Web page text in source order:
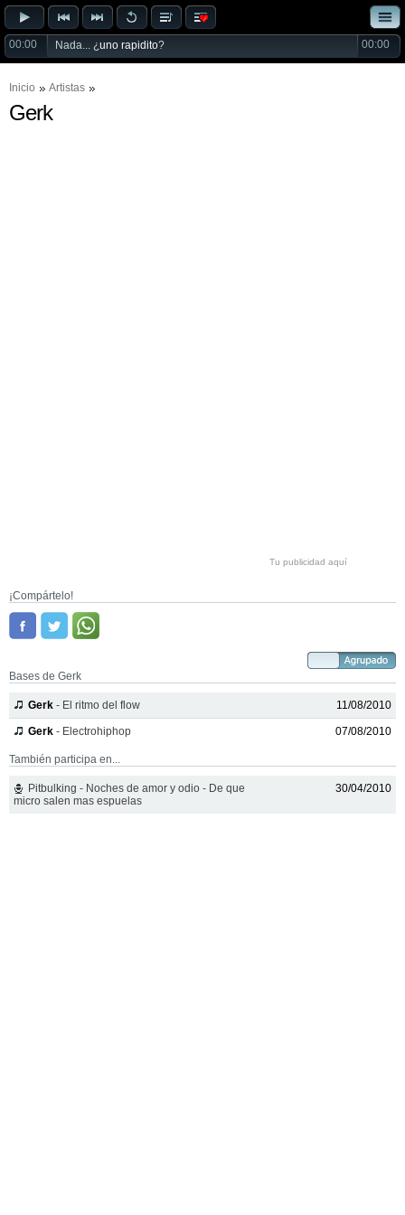
00:00 Nada... ¿uno rapidito? 00:00
Inicio Artistas
Gerk
Tu publicidad aquí
¡Compártelo!
Bases de Gerk
Gerk - El ritmo del flow 11/08/2010
Gerk - Electrohiphop 07/08/2010
También participa en...
Pitbulking - Noches de amor y odio - De que
micro salen mas espuelas
30/04/2010